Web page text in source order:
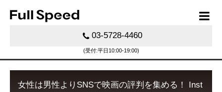
03-5728-4460
(受付:平日10:00-19:00)
女性は男性よりSNSで映画の評判を集める！ Inst